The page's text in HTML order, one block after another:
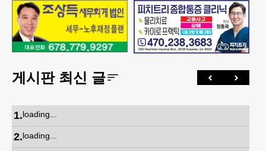
게시판 최신 글
1.loading...
2.loading...